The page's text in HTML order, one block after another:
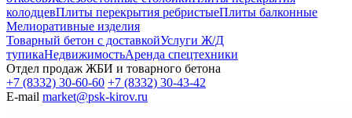
колодцевПлиты перекрытия ребристыеПлиты балконные
Мелиоративные изделия
Товарный бетон с доставкойУслуги Ж/Д
тупикаНедвижимостьАренда спецтехники
Отдел продаж ЖБИ и товарного бетона
+7 (8332) 30-60-60 +7 (8332) 30-43-42
E-mail market@psk-kirov.ru